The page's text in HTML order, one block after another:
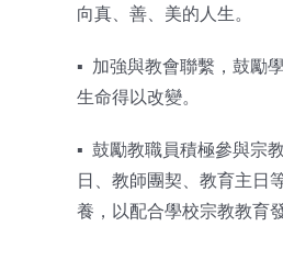
向真、善、美的人生。
▪︎ 加強與教會聯繫，鼓勵
生命得以改變。
▪︎ 鼓勵教職員積極參與宗
日、教師團契、教育主日
養，以配合學校宗教教育發